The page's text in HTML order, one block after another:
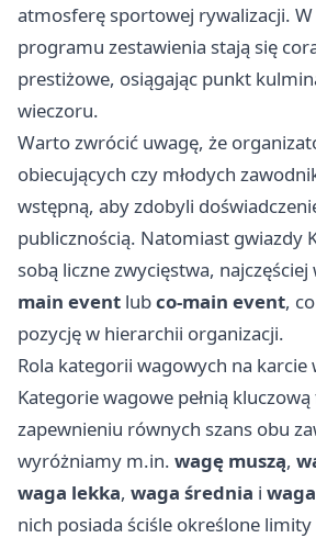
atmosferę sportowej rywalizacji.
programu zestawienia stają się
prestiżowe, osiągając punkt
wieczoru.
Warto zwrócić uwagę, że
obiecujących czy młodych
wstępną, aby zdobyli
publicznością. Natomiast gwiazdy
sobą liczne zwycięstwa,
main event lubco-main event,
pozycję w hierarchii organizacji.
Rola kategorii wagowych na karcie
Kategorie wagowe pełnią
zapewnieniu równych szans obu
wyróżniamy m.in. wagę muszą,
waga lekka, waga średnia i
nich posiada ściśle określone limity